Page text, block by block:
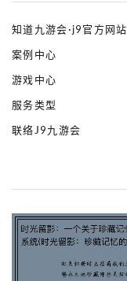
知道九游会·j9官方网站
案例中心
游戏中心
服务类型
联络J9九游会